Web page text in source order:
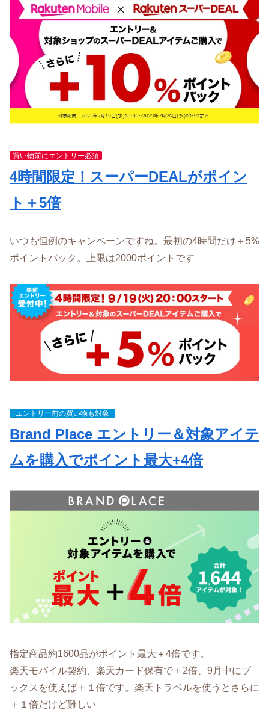
買い物前にエントリー必須
4時間限定！スーパーDEALがポイン
ト＋5倍
いつも恒例のキャンペーンですね。最初の4時間だけ＋5%
ポイントバック。上限は2000ポイントです
エントリー前の買い物も対象
Brand Place エントリー＆対象アイテ
ムを購入でポイント最大+4倍
指定商品約1600品がポイント最大＋4倍です。
楽天モバイル契約、楽天カード保有で＋2倍、9月中にブ
ックスを使えば＋１倍です。楽天トラベルを使うとさらに
＋１倍だけど難しい